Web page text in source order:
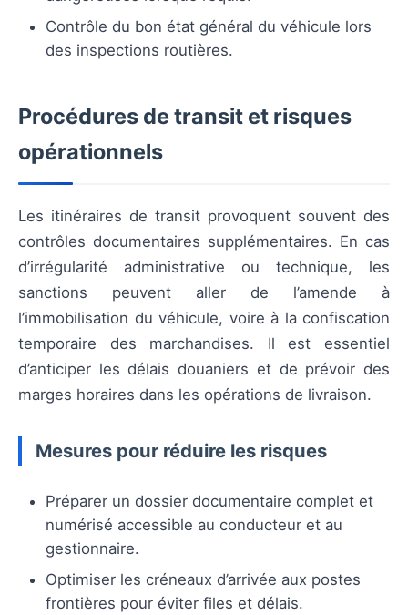
Contrôle du bon état général du véhicule lors
des inspections routières.
Procédures de transit et risques
opérationnels
Les itinéraires de transit provoquent souvent des
contrôles documentaires supplémentaires. En cas
d’irrégularité administrative ou technique, les
sanctions peuvent aller de l’amende à
l’immobilisation du véhicule, voire à la confiscation
temporaire des marchandises. Il est essentiel
d’anticiper les délais douaniers et de prévoir des
marges horaires dans les opérations de livraison.
Mesures pour réduire les risques
Préparer un dossier documentaire complet et
numérisé accessible au conducteur et au
gestionnaire.
Optimiser les créneaux d’arrivée aux postes
frontières pour éviter files et délais.